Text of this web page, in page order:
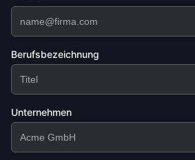
Berufsbezeichnung
Unternehmen